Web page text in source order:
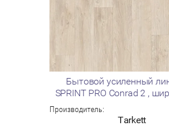
Бытовой усиленный
SPRINT PRO Conrad 2 ,
Производитель:
Tarkett